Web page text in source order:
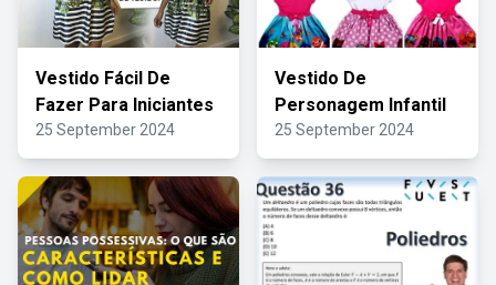
Vestido Fácil De
Fazer Para Iniciantes
25 September 2024
Vestido De
Personagem Infantil
25 September 2024